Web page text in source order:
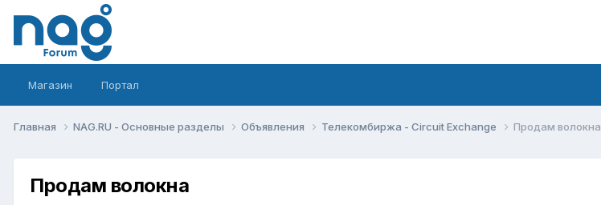
Магазин Портал
Главная NAG.RU - Основные разделы Объявления Телекомбиржа - Circuit Exchange Продам волокна
Продам волокна